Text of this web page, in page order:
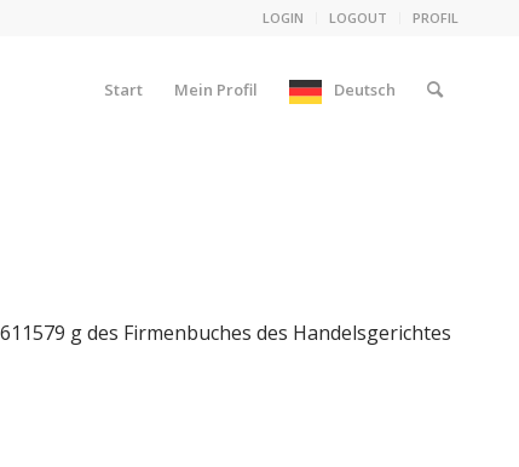
LOGIN LOGOUT PROFIL
Start Mein Profil Deutsch
g des Firmenbuches des Handelsgerichtes